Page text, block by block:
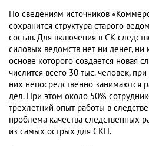
По сведениям источников
сохранится структура старого
состав. Для включения в СК
силовых ведомств нет ни денег, ни
основе которого создается новая
числится всего 30 тыс. человек,
них непосредственно занимаются
дел. При этом около 50%
трехлетний опыт работы в
проблема качества следственных
из самых острых для СКП.